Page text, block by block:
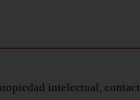
intelectual,